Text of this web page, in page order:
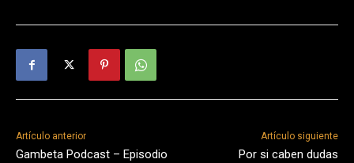
Artículo anterior
Gambeta Podcast – Episodio
Artículo siguiente
Por si caben dudas